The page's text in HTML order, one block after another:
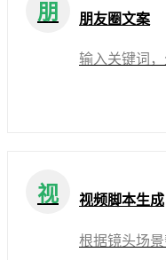
朋 朋友圈文案
输入关键词，
视 视频脚本生成
根据镜头场